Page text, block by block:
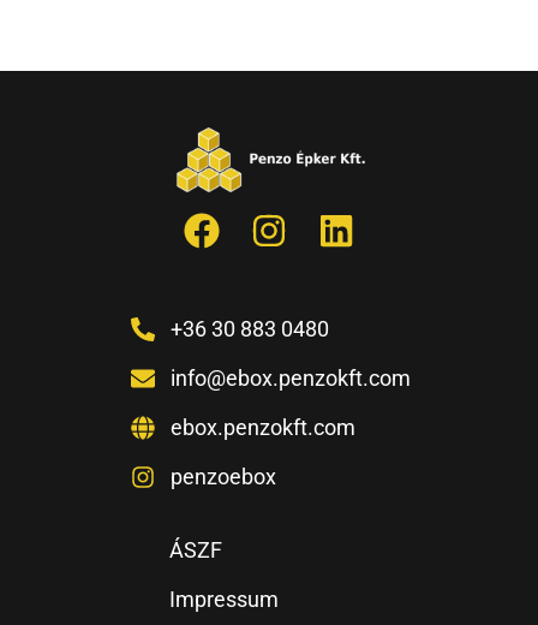
+36 30 883 0480
info@ebox.penzokft.com
ebox.penzokft.com
penzoebox
ÁSZF
Impressum